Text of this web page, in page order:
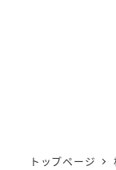
トップページ